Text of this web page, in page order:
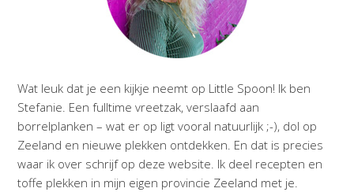
Wat leuk dat je een kijkje neemt op Little Spoon! Ik ben
Stefanie. Een fulltime vreetzak, verslaafd aan
borrelplanken – wat er op ligt vooral natuurlijk ;-), dol op
Zeeland en nieuwe plekken ontdekken. En dat is precies
waar ik over schrijf op deze website. Ik deel recepten en
toffe plekken in mijn eigen provincie Zeeland met je.